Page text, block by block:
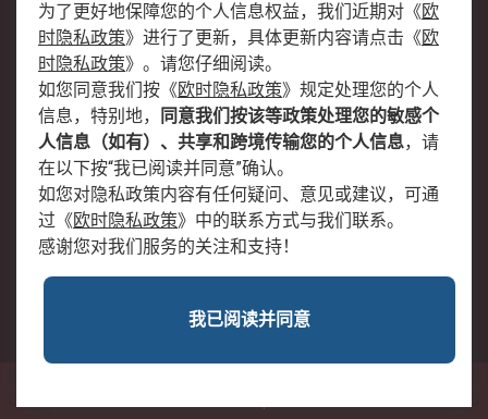
关于欧时
欧时销售条款
账户和付款
企业集团
全球办事处
关于我们
新闻中心
加入我们
沪公网安备 31011502009054号
为了更好地保障您的个人信息权益，我们近期对 《欧
时隐私政策》 进行了更新，具体更新内容请点击 《欧
时隐私政策》 。请您仔细阅读。
如您同意我们按 《欧时隐私政策》 规定处理您的个人
信息，特别地，
同意我们按该等政策处理您的敏感个
人信息（如有）、共享和跨境传输您的个人信息，请
在以下按“我已阅读并同意”确认。
如您对隐私政策内容有任何疑问、意见或建议，可通
过 《欧时隐私政策》 中的联系方式与我们联系。
感谢您对我们服务的关注和支持！
我已阅读并同意